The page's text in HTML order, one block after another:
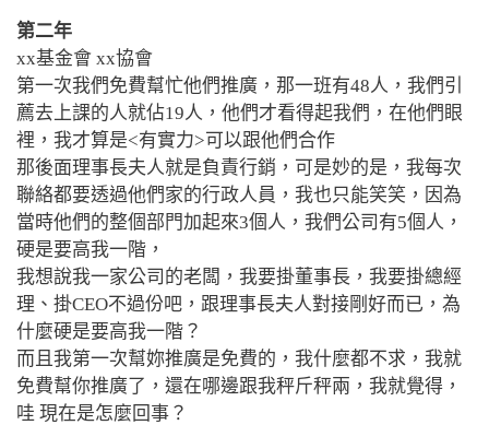
第二年
xx基金會 xx協會
第一次我們免費幫忙他們推廣 ，那一班有48人，我們引
薦去上課的人就佔19人， 他們才看得起我們，在他們眼
裡，我才算是<有實力>可以跟他們合作
那後面理事長夫人就是負責行銷，可是妙的是，我每次
聯絡都要透過他們家的行政人員，我也只能笑笑，因為
當時他們的整個部門加起來3個人，我們公司有5個人，
硬是要高我一階，
我想說我一家公司的老闆，我要掛董事長，我要掛總經
理、掛CEO不過份吧，跟理事長夫人對接剛好而已，為
什麼硬是要高我一階？
而且我第一次幫妳推廣是免費的，我什麼都不求，我就
免費幫你推廣了，還在哪邊跟我秤斤秤兩，我就覺得，
哇 現在是怎麼回事？